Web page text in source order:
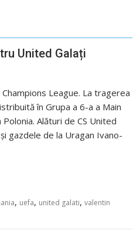
United Galați
League. La tragerea
în Grupa a 6-a a Main
Alături de CS United
gazdele de la Uragan Ivano-
, uefa, united galati, valentin